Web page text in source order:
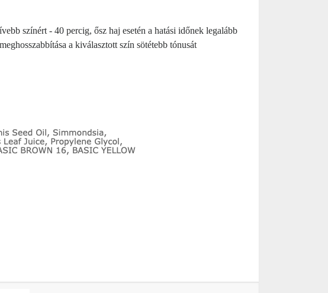
színért - 40 percig, ősz haj esetén a hatási időnek legalább
a kiválasztott szín sötétebb tónusát